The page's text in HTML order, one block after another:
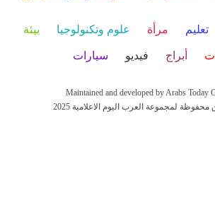
تعليم مرأة علوم وتكنولوجيا بيئة
أبراج فيديو سيارات
Maintained and developed by Arabs Today